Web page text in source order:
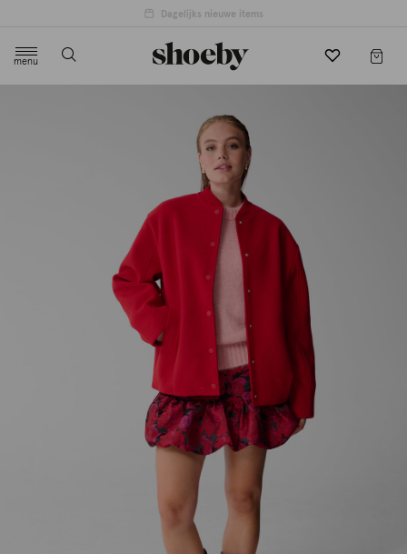
Dagelijks nieuwe items
menu